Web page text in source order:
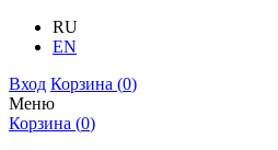
RU
EN
Вход Корзина (0)
Меню
Корзина (0)